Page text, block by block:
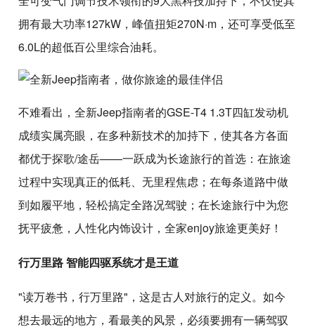
拥有最大功率127kW，峰值扭矩270N·m，还可享受低至
6.0L的超低百公里综合油耗。
不难看出，全新Jeep指南者的GSE-T4 1.3T四缸发动机
成绩实属亮眼，在多种新技术的加持下，使其各方各面
都优于探歌/途岳——一跃成为长途旅行的首选：在旅途
过程中实现真正的低耗、无里程焦虑；在每条道路中做
到如履平地，轻松搞定全路况驾驶；在长途旅行中为您
抚平疲惫，人性化内饰设计，全家enjoy旅途更美好！
行万里路 智能四驱系统才是王道
"读万卷书，行万里路"，这是古人对旅行的定义。如今
想去最远的地方，看最美的风景，必须要拥有一辆驾驭